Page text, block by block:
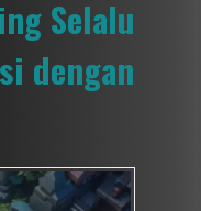
Selalu
dengan